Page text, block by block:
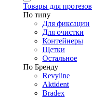
Товары для протезов
По типу
Для фиксации
Для очистки
Контейнеры
Щетки
Остальное
По Бренду
Revyline
Aktident
Bradex